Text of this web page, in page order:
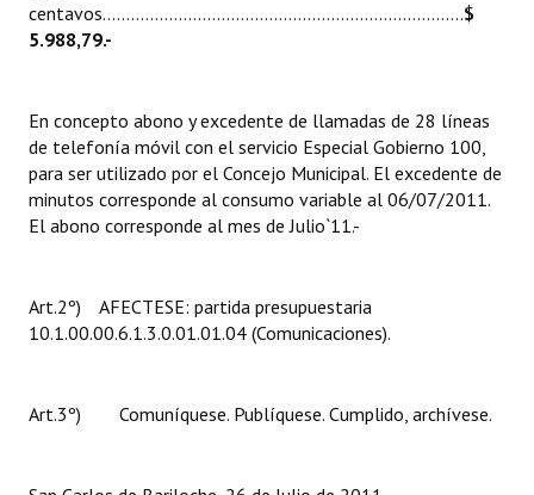
centavos............................................................................$
5.988,79.-
En concepto abono y excedente de llamadas de 28 líneas
de telefonía móvil con el servicio Especial Gobierno 100,
para ser utilizado por el Concejo Municipal. El excedente de
minutos corresponde al consumo variable al 06/07/2011.
El abono corresponde al mes de Julio`11.-
Art.2º) AFECTESE: partida presupuestaria
10.1.00.00.6.1.3.0.01.01.04 (Comunicaciones).
Art.3º) Comuníquese. Publíquese. Cumplido, archívese.